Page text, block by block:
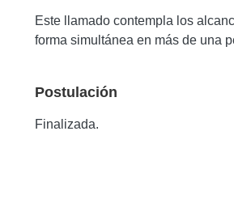
Este llamado contempla los
forma simultánea en más de una
Postulación
Finalizada.